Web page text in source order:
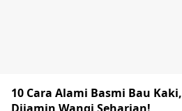
10 Cara Alami Basmi Bau Kaki,